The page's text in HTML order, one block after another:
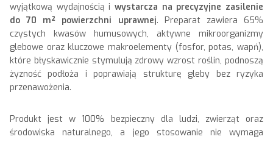
wyjątkową wydajnością i wystarcza na precyzyjne zasilenie
do 70 m² powierzchni uprawnej. Preparat zawiera 65%
czystych kwasów humusowych, aktywne mikroorganizmy
glebowe oraz kluczowe makroelementy (fosfor, potas, wapń),
które błyskawicznie stymulują zdrowy wzrost roślin, podnoszą
żyzność podłoża i poprawiają strukturę gleby bez ryzyka
przenawożenia.
Produkt jest w 100% bezpieczny dla ludzi, zwierząt oraz
środowiska naturalnego, a jego stosowanie nie wymaga